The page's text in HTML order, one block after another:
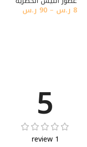
8 ر.س –
90 ر.س
5
1 review